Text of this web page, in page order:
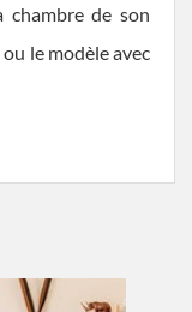
de son
le modèle avec